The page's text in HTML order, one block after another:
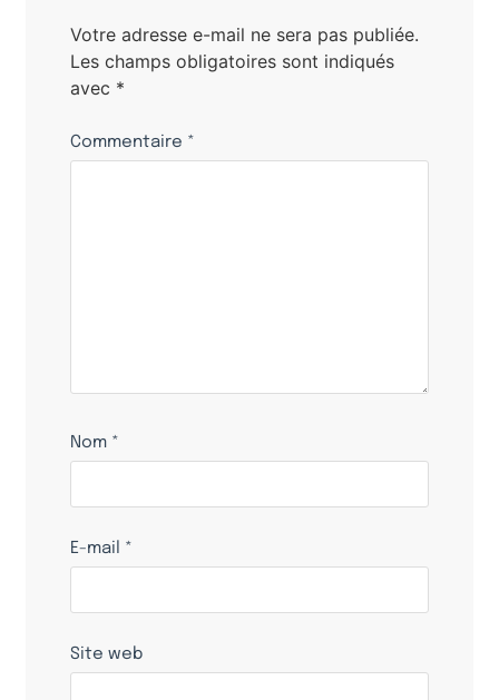
Votre adresse e-mail ne sera pas publiée.
Les champs obligatoires sont indiqués
avec *
Commentaire *
Nom *
E-mail *
Site web